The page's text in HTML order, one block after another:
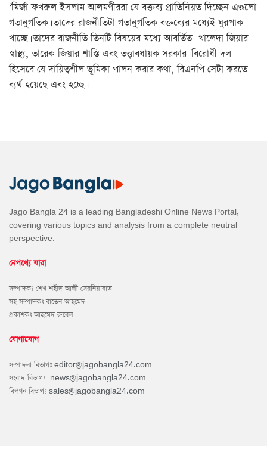
‘মির্জা ফখরুল ইসলাম আলমগীররা যে বক্তব্য প্রাতিনিয়ত দিচ্ছেন এগুলো
গতানুগতিক। তাদের রাজনীতিটা গতানুগতিক বক্তব্যের মধ্যেই ঘুরপাক
খাচ্ছে। তাদের রাজনীতি তিনটি বিষয়ের মধ্যে আবর্তিত- খালেদা জিয়ার
স্বাস্থ্য, তারেক জিয়ার শাস্তি এবং তত্ত্বাবধায়ক সরকার। বিরোধী দল
হিসেবে যে দায়িত্বশীল ভূমিকা পালন করার কথা, বিএনপি সেটা করতে
ব্যর্থ হয়েছে এবং হচ্ছে।
Jago Bangla 24 is a leading Bangladeshi Online News Portal,
covering various topics and analysis from a complete neutral
perspective.
নেপথ্যে যারা
সম্পাদকঃ শেখ শহীদ আলী সেরনিয়াবাত
সহ সম্পাদকঃ বাতেন আহমেদ
প্রকাশকঃ আহমেদ রুবেল
যোগাযোগ
সম্পাদনা বিভাগঃ editor@jagobangla24.com
সংবাদ বিভাগঃ news@jagobangla24.com
বিপণন বিভাগঃ sales@jagobangla24.com